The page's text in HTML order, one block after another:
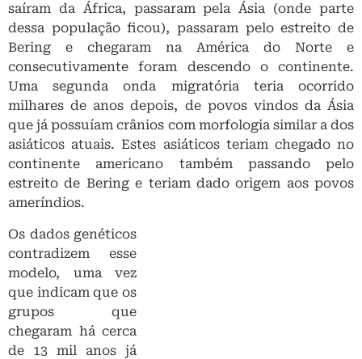
saíram da África, passaram pela Ásia (onde parte
dessa população ficou), passaram pelo estreito de
Bering e chegaram na América do Norte e
consecutivamente foram descendo o continente.
Uma segunda onda migratória teria ocorrido
milhares de anos depois, de povos vindos da Ásia
que já possuíam crânios com morfologia similar a dos
asiáticos atuais. Estes asiáticos teriam chegado no
continente americano também passando pelo
estreito de Bering e teriam dado origem aos povos
ameríndios.
Os dados genéticos
contradizem esse
modelo, uma vez
que indicam que os
grupos que
chegaram há cerca de 13 mil anos já possuíam
genoma ameríndio. Mas ainda não explicam a razão